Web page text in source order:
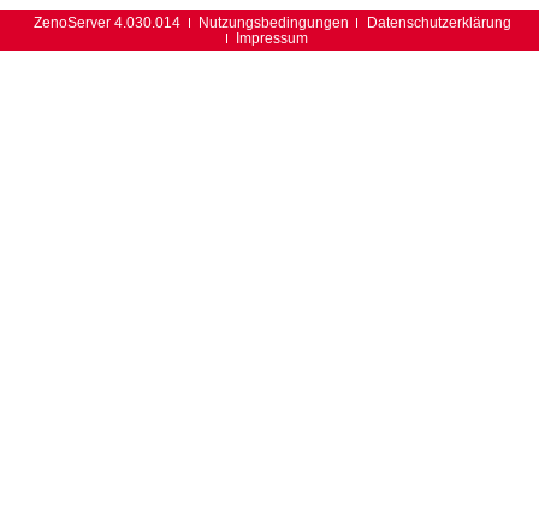
ZenoServer 4.030.014 Nutzungsbedingungen
Datenschutzerklärung
Impressum